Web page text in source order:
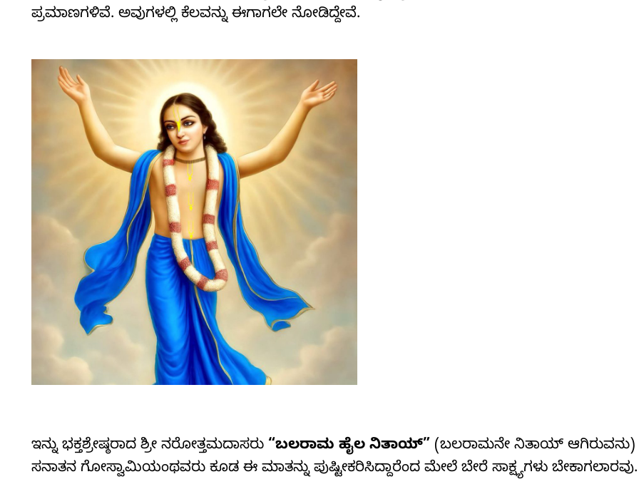
ಪ್ರಮಾಣಗಳಿವೆ. ಅವುಗಳಲ್ಲಿ ಕೆಲವನ್ನು ಈಗಾಗಲೇ ನೋಡಿದ್ದೇವೆ.
ಇನ್ನು ಭಕ್ತಶ್ರೇಷ್ಠರಾದ ಶ್ರೀ ನರೋತ್ತಮದಾಸರು “ಬಲರಾಮ ಹೈಲ ನಿತಾಯ್” (ಬಲರಾಮನೇ ನಿತಾಯ್ ಆಗಿರುವನು)
ಸನಾತನ ಗೋಸ್ವಾಮಿಯಂಥವರು ಕೂಡ ಈ ಮಾತನ್ನು ಪುಷ್ಟೀಕರಿಸಿದ್ದಾರೆಂದ ಮೇಲೆ ಬೇರೆ ಸಾಕ್ಷ್ಯಗಳು ಬೇಕಾಗಲಾರವು.